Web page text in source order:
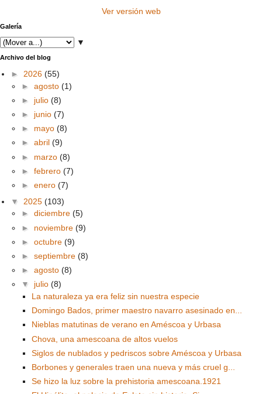
Ver versión web
Galería
▼
Archivo del blog
► 2026 (55)
► agosto (1)
► julio (8)
► junio (7)
► mayo (8)
► abril (9)
► marzo (8)
► febrero (7)
► enero (7)
▼ 2025 (103)
► diciembre (5)
► noviembre (9)
► octubre (9)
► septiembre (8)
► agosto (8)
▼ julio (8)
La naturaleza ya era feliz sin nuestra especie
Domingo Bados, primer maestro navarro asesinado en...
Nieblas matutinas de verano en Améscoa y Urbasa
Chova, una amescoana de altos vuelos
Siglos de nublados y pedriscos sobre Améscoa y Urbasa
Borbones y generales traen una nueva y más cruel g...
Se hizo la luz sobre la prehistoria amescoana.1921